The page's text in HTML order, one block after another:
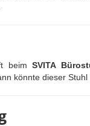
beimSVITA
könnte dieser